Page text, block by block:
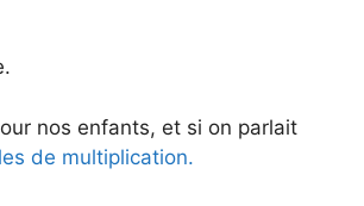
nos enfants, et si on parlait
de multiplication.